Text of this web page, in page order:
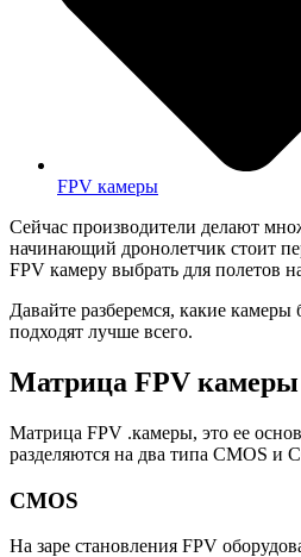
FPV камеры
Сейчас производители делают
начинающий дронолетчик стоит
FPV камеру выбрать для полетов
Давайте разберемся, какие
подходят лучше всего.
Матрица FPV камеры
Матрица FPV .камеры, это ее
разделяются на два типа CMOS и
CMOS
На заре становления FPV